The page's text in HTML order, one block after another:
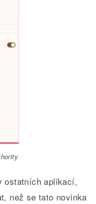
ostatních aplikací,
než se tato novinka